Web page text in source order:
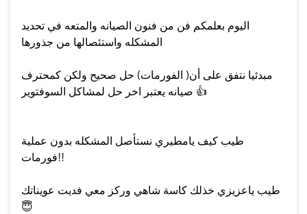
اليوم بعلمكم فن من فنون الصيانه والمتعه في تحديد
مبدئيا نتفق على أن( الفورمات) حل صحيح ولكن كمحترف
👍
طيب كيف يامطيري نستأصل المشكله بدون عملية
فورمات!!
طيب ياعزيزي خذلك كاسة شاهي وركز معي فديت عويناتك
😇